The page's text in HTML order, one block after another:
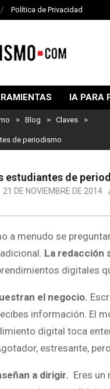
Política de Privacidad
IA PARA
> Blog > Claves >
de periodismo
estudiantes de
21 DE NOVIEMBRE DE 2014
a menudo se
La redacción
digitales
el negocio.
información. El
digital toca
estresante,
a dirigir. Eres un